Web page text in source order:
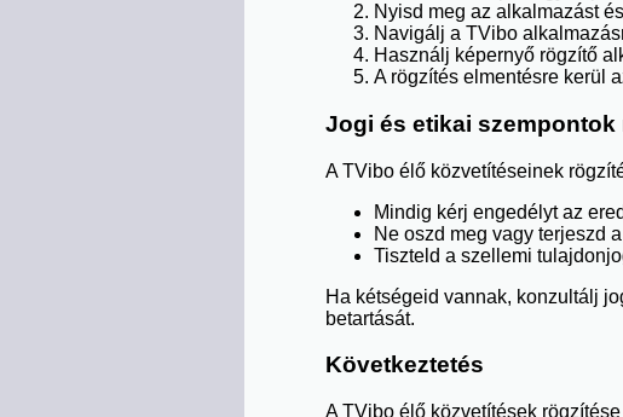
Nyisd meg az alkalmazást
Navigálj a TVibo
Használj képernyő rögzítő
A rögzítés elmentésre kerül
Jogi és etikai szempontok
A TVibo élő közvetítéseinek
Mindig kérj engedélyt az
Ne oszd meg vagy terjeszd
Tiszteld a szellemi
Ha kétségeid vannak, konzultálj
betartását.
Következtetés
A TVibo élő közvetítések